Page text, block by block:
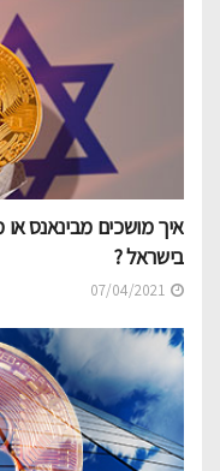
איך מושכים מבינאנס
בישראל ?